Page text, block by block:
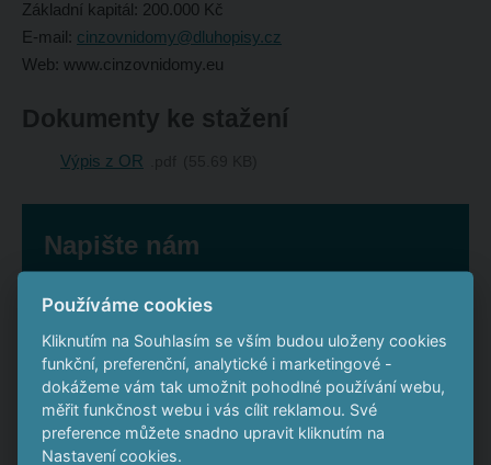
Základní kapitál: 200.000 Kč
E-mail: cinzovnidomy@dluhopisy.cz
Web: www.cinzovnidomy.eu
Dokumenty ke stažení
Výpis z OR
Napište nám
Jméno a příjmení*
E-mail*
Používáme cookies
Kliknutím na Souhlasím se vším budou uloženy cookies
funkční, preferenční, analytické i marketingové -
dokážeme vám tak umožnit pohodlné používání webu,
měřit funkčnost webu i vás cílit reklamou. Své
preference můžete snadno upravit kliknutím na
Nastavení cookies.